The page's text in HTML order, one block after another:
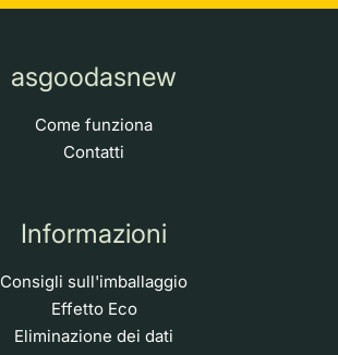
asgoodasnew
Come funziona
Contatti
Informazioni
Consigli sull'imballaggio
Effetto Eco
Eliminazione dei dati